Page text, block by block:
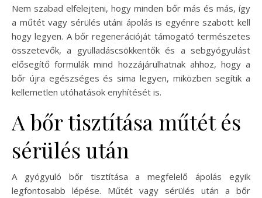
Nem szabad elfelejteni, hogy minden bőr más és más, így
a műtét vagy sérülés utáni ápolás is egyénre szabott kell
hogy legyen. A bőr regenerációját támogató természetes
összetevők, a gyulladáscsökkentők és a sebgyógyulást
elősegítő formulák mind hozzájárulhatnak ahhoz, hogy a
bőr újra egészséges és sima legyen, miközben segítik a
kellemetlen utóhatások enyhítését is.
A bőr tisztítása műtét és
sérülés után
A gyógyuló bőr tisztítása a megfelelő ápolás egyik
legfontosabb lépése. Műtét vagy sérülés után a bőr